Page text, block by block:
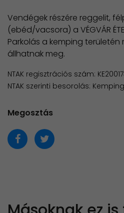
Vendégek részére reggelit,
(ebéd/vacsora) a VÉGVÁR
Parkolás a kemping
állhatnak meg.
NTAK regisztrációs szám:
NTAK szerinti besorolás: Kemping
Megosztás